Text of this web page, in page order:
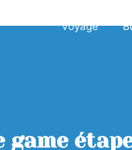
Voyage
game